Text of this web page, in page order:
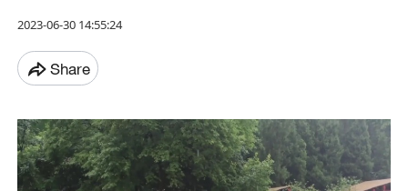
2023-06-30 14:55:24
Share